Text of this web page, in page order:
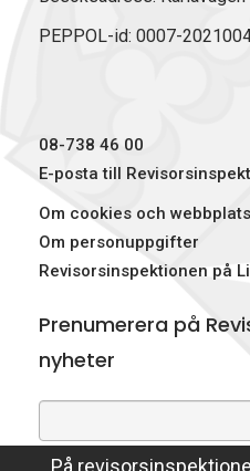
På
PEPPOL-id: 0007-
08-738 46 00
E-posta till
Om cookies och
Om personuppgifter
Revisorsinspektionen på
Prenumerera på
nyheter
Genom att prenumerera